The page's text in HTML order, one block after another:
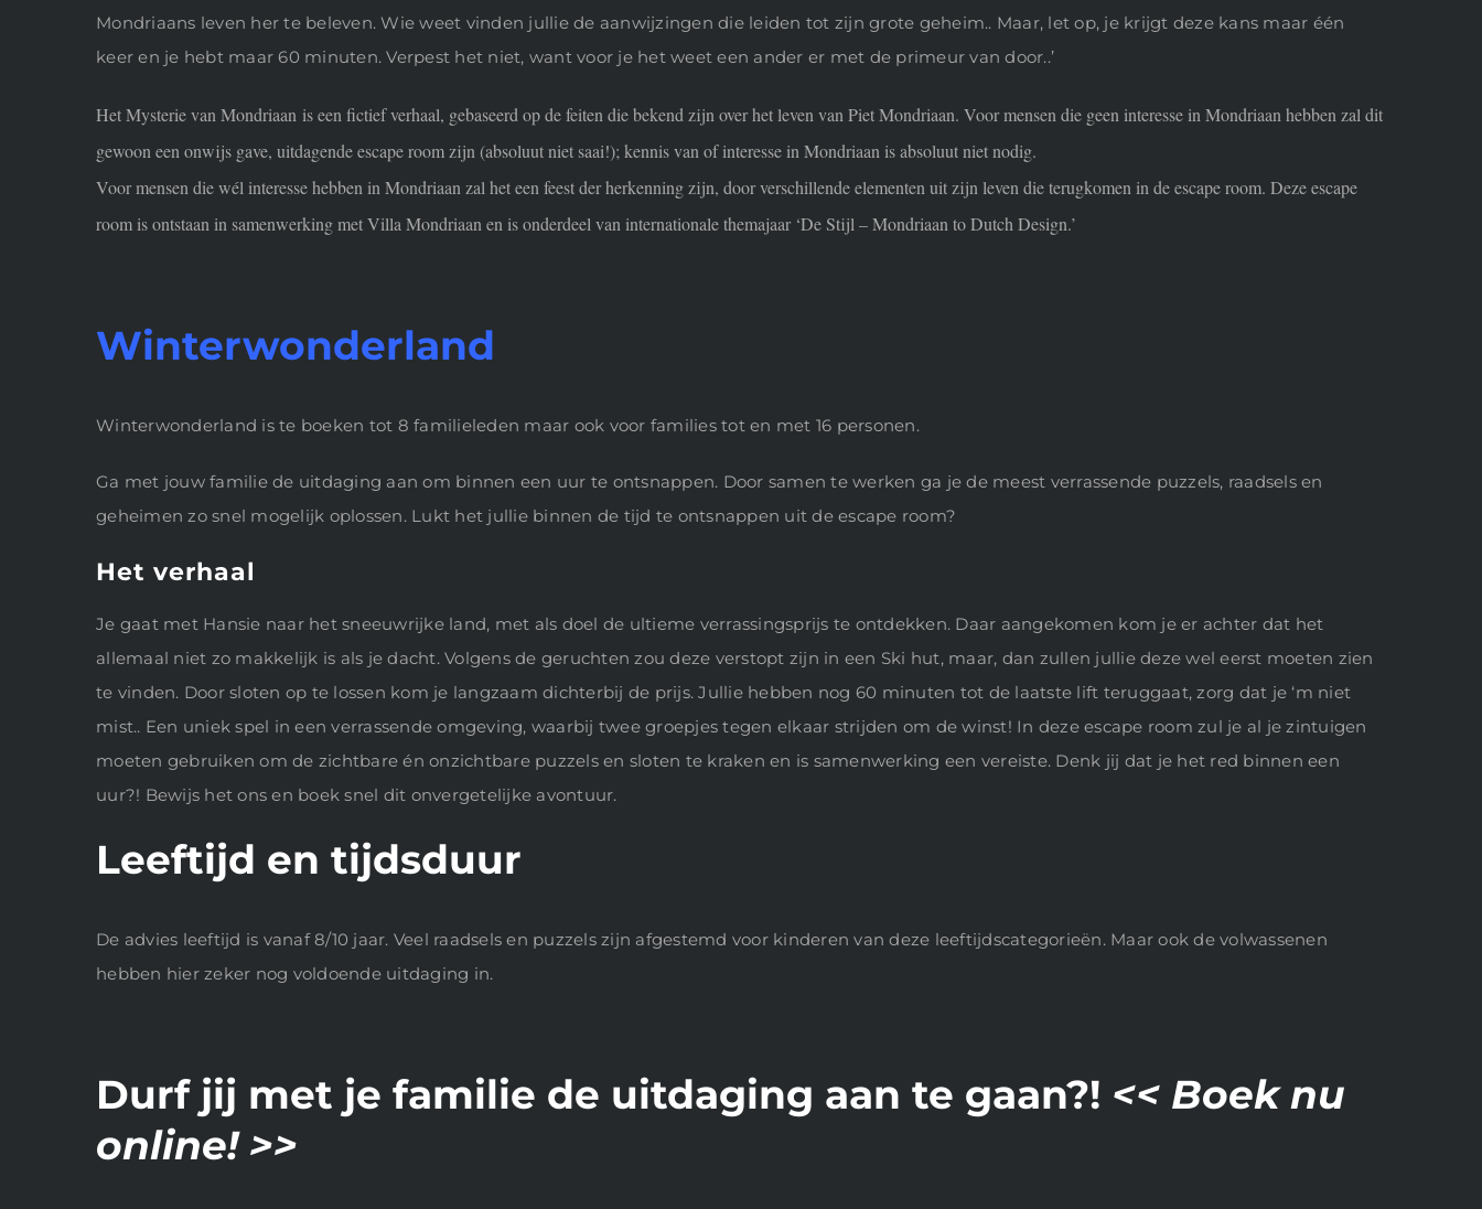
Mondriaans leven her te beleven. Wie weet vinden jullie de aanwijzingen die leiden tot zijn grote geheim.. Maar, let op, je krijgt deze kans maar één
keer en je hebt maar 60 minuten. Verpest het niet, want voor je het weet een ander er met de primeur van door..’
Het Mysterie van Mondriaan is een fictief verhaal, gebaseerd op de feiten die bekend zijn over het leven van Piet Mondriaan. Voor mensen die geen interesse in Mondriaan hebben zal dit
gewoon een onwijs gave, uitdagende escape room zijn (absoluut niet saai!); kennis van of interesse in Mondriaan is absoluut niet nodig.
Voor mensen die wél interesse hebben in Mondriaan zal het een feest der herkenning zijn, door verschillende elementen uit zijn leven die terugkomen in de escape room. Deze escape
room is ontstaan in samenwerking met Villa Mondriaan en is onderdeel van internationale themajaar ‘De Stijl – Mondriaan to Dutch Design.’
Winterwonderland
Winterwonderland is te boeken tot 8 familieleden maar ook voor families tot en met 16 personen.
Ga met jouw familie de uitdaging aan om binnen een uur te ontsnappen. Door samen te werken ga je de meest verrassende puzzels, raadsels en
geheimen zo snel mogelijk oplossen. Lukt het jullie binnen de tijd te ontsnappen uit de escape room?
Het verhaal
Je gaat met Hansie naar het sneeuwrijke land, met als doel de ultieme verrassingsprijs te ontdekken. Daar aangekomen kom je er achter dat het
allemaal niet zo makkelijk is als je dacht. Volgens de geruchten zou deze verstopt zijn in een Ski hut, maar, dan zullen jullie deze wel eerst moeten zien
te vinden. Door sloten op te lossen kom je langzaam dichterbij de prijs. Jullie hebben nog 60 minuten tot de laatste lift teruggaat, zorg dat je ‘m niet
mist.. Een uniek spel in een verrassende omgeving, waarbij twee groepjes tegen elkaar strijden om de winst! In deze escape room zul je al je zintuigen
moeten gebruiken om de zichtbare én onzichtbare puzzels en sloten te kraken en is samenwerking een vereiste. Denk jij dat je het red binnen een
uur?! Bewijs het ons en boek snel dit onvergetelijke avontuur.
Leeftijd en tijdsduur
De advies leeftijd is vanaf 8/10 jaar. Veel raadsels en puzzels zijn afgestemd voor kinderen van deze leeftijdscategorieën. Maar ook de volwassenen
hebben hier zeker nog voldoende uitdaging in.
Durf jij met je familie de uitdaging aan te gaan?! << Boek nu
online! >>